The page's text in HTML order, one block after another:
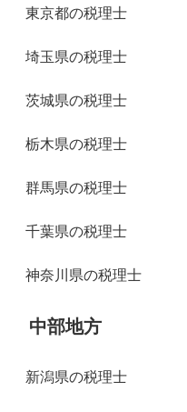
東京都の税理士
埼玉県の税理士
茨城県の税理士
栃木県の税理士
群馬県の税理士
千葉県の税理士
神奈川県の税理士
中部地方
新潟県の税理士